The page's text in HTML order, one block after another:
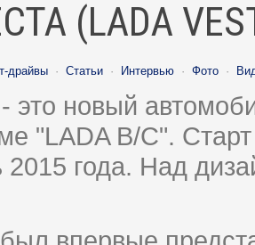
(LADA
драйвы · Статьи · Интервью · Фото ·
это новый
"LADA B/C".
2015 года. Над